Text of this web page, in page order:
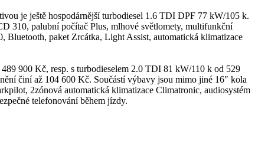
je ještě hospodárnější turbodiesel 1.6 TDI DPF 77 kW/105 k.
310, palubní počítač Plus, mlhové světlomety, multifunkční
paket Zrcátka, Light Assist, automatická klimatizace
900 Kč, resp. s turbodieselem 2.0 TDI 81 kW/110 k od 529
činí až 104 600 Kč. Součástí výbavy jsou mimo jiné 16″ kola
2zónová automatická klimatizace Climatronic, audiosystém
telefonování během jízdy.